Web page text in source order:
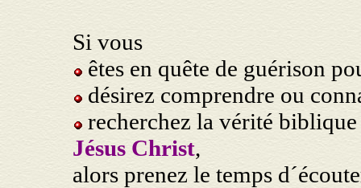
Si vous
êtes en quête de guérison
désirez comprendre ou
recherchez la vérité
Jésus Christ,
alors prenez le temps